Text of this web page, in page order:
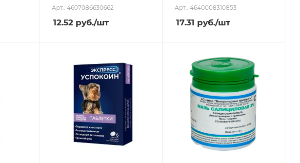
Арт.: 4607086630662
12.52 руб./шт
Арт.: 4640008310853
17.31 руб./шт